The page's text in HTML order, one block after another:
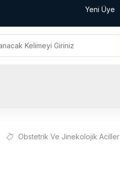
Yeni Üye
Obstetrik Ve Jinekolojik Aciller